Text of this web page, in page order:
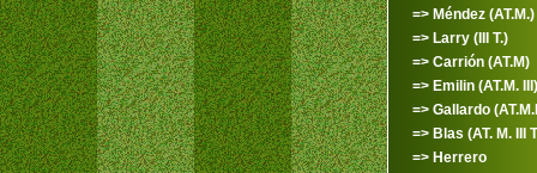
=> Méndez (AT.M.)
=> Larry (III T.)
=> Carrión (AT.M)
=> Emilin (AT.M. III)
=> Gallardo
=> Blas (AT. M. III
=> Herrero